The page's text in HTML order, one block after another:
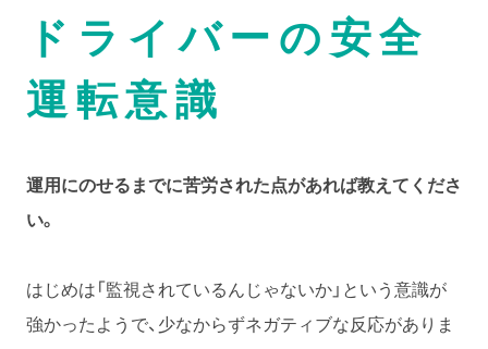
ドライバーの安全
運転意識
運用にのせるまでに苦労された点があれば教えてくださ
い。
はじめは「監視されているんじゃないか」という意識が
強かったようで、少なからずネガティブな反応がありま